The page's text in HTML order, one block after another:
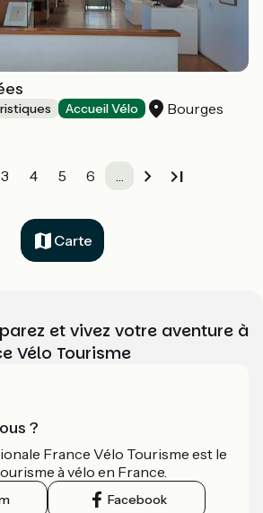
Accueil Vélo Bourges
3 4 5 6 …
Carte
et vivez votre aventure à
Vélo Tourisme
?
France Vélo Tourisme est le
à vélo en France.
Facebook